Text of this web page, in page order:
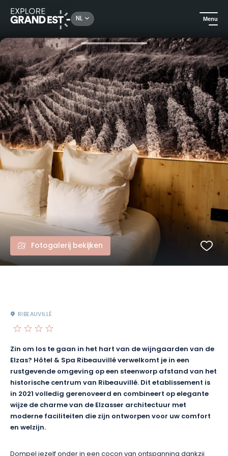
NL Menu
Kijk je ogen uit in de Grand Est Hôtel & Spa Ribeauvillé - Ontspannende vakantie
Fotogalerij bekijken
RIBEAUVILLÉ
Zin om los te gaan in het hart van de wijngaarden van de
Elzas? Hôtel & Spa Ribeauvillé verwelkomt je in een
rustgevende omgeving op een steenworp afstand van het
historische centrum van Ribeauvillé. Dit etablissement is
in 2021 volledig gerenoveerd en combineert op elegante
wijze de charme van de Elzasser architectuur met
moderne faciliteiten die zijn ontworpen voor uw comfort
en welzijn.